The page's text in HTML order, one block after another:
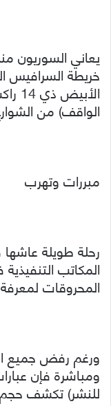
يعاني السوريون
خريطة السرافيس
الواقف) من
مبررات وتهرب
رحلة طويلة
المكاتب
المحروقات
ورغم رفض جميع
ومباشرة فإن
للنشر) تكشف حجم